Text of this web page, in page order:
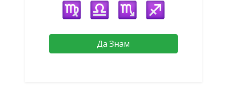
Да Знам